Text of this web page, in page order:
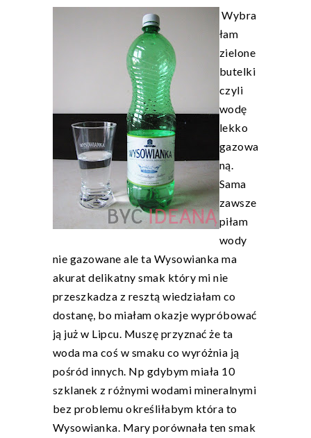
Wybra
łam
zielone
butelki
czyli
wodę
lekko
gazowa
ną.
Sama
zawsze
piłam
wody
nie gazowane ale ta Wysowianka ma
akurat delikatny smak który mi nie
przeszkadza z resztą wiedziałam co
dostanę, bo miałam okazje wypróbować
ją już w Lipcu. Muszę przyznać że ta
woda ma coś w smaku co wyróżnia ją
pośród innych. Np gdybym miała 10
szklanek z różnymi wodami mineralnymi
bez problemu określiłabym która to
Wysowianka. Mary porównała ten smak